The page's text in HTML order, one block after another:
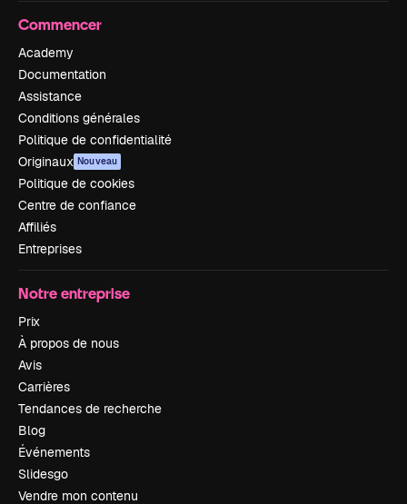
Commencer
Academy
Documentation
Assistance
Conditions générales
Politique de confidentialité
Originaux Nouveau
Politique de cookies
Centre de confiance
Affiliés
Entreprises
Notre entreprise
Prix
À propos de nous
Avis
Carrières
Tendances de recherche
Blog
Événements
Slidesgo
Vendre mon contenu